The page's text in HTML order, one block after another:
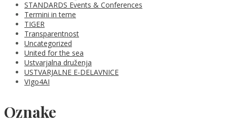
STANDARDS Events & Conferences
Termini in teme
TIGER
Transparentnost
Uncategorized
United for the sea
Ustvarjalna druženja
USTVARJALNE E-DELAVNICE
VIgo4AI
Oznake